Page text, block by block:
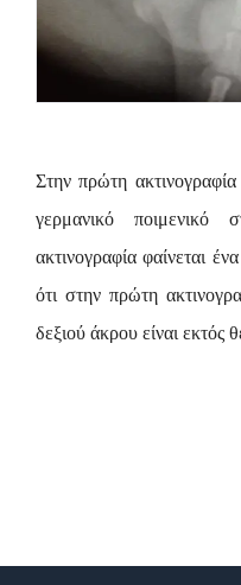
Στην πρώτη
γερμανικό
ακτινογραφία φαίνεται
ότι στην πρώτη
δεξιού άκρου είναι εκτός